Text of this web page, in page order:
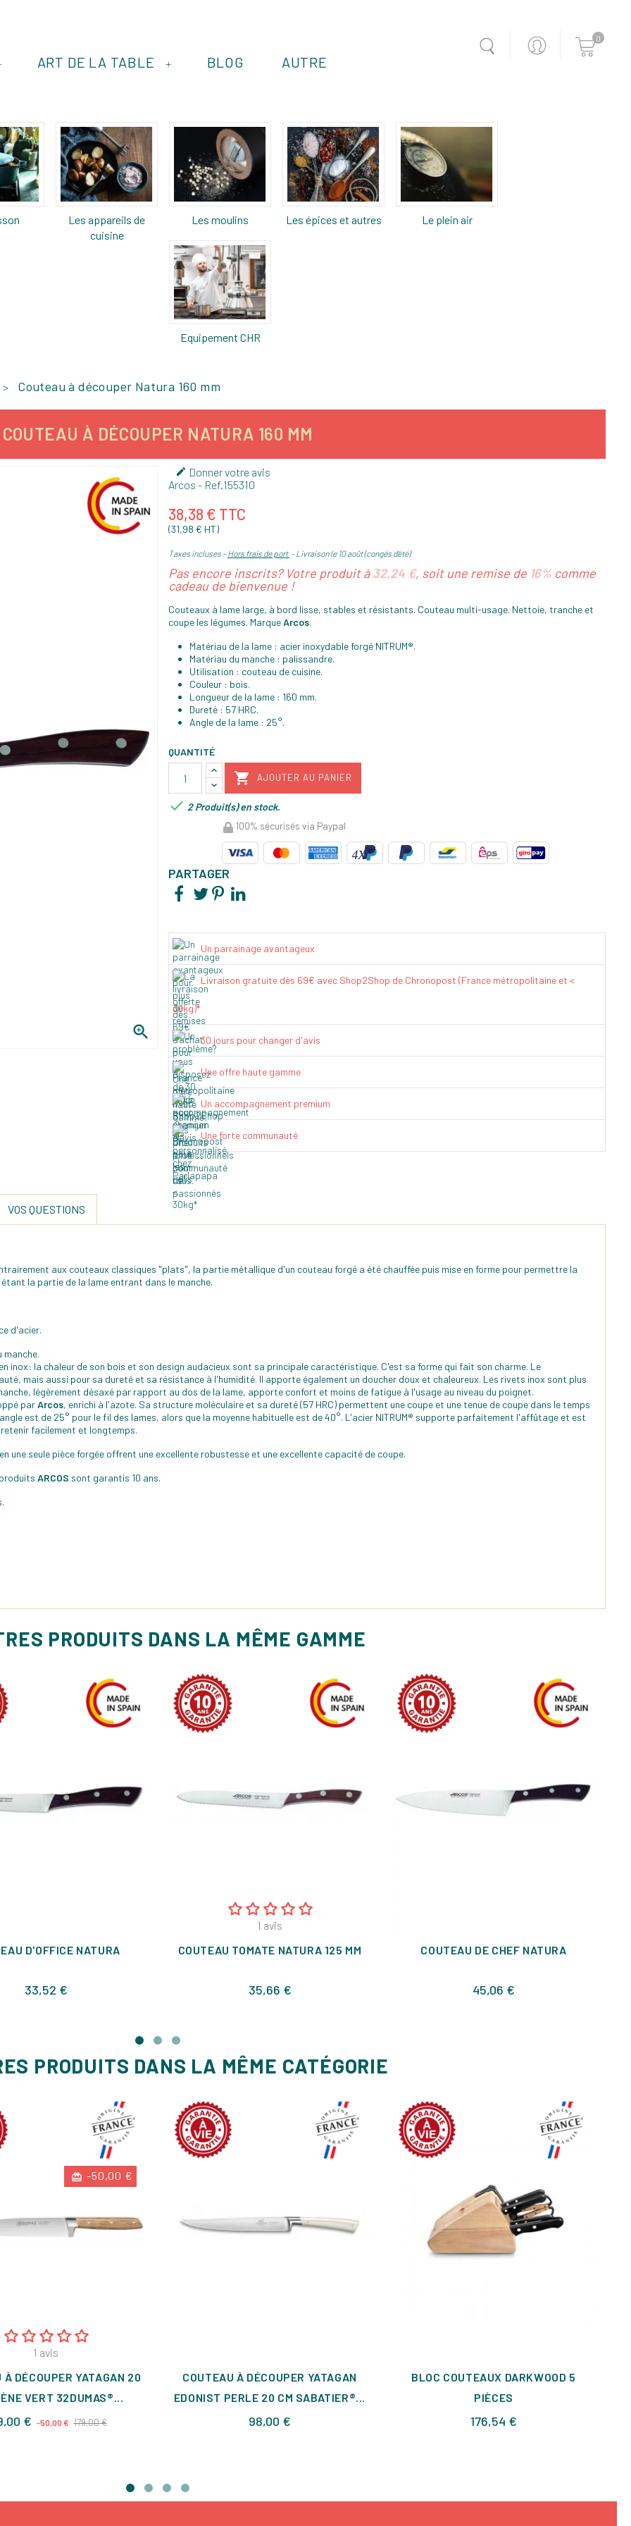
0
+
ART DE LA TABLE BLOG AUTRE
Les appareils de
cuisine
Les moulins Les épices et autres Le plein air
Equipement CHR
Couteau à découper Natura 160 mm
COUTEAU À DÉCOUPER NATURA 160 MM

 Donner votre avis
Arcos - Ref.155310
38,38 € TTC
(31,98 € HT)
Taxes incluses Hors frais de port Livraison le 10 août (congés d'été)
Pas encore inscrits? Votre produit à32,24 €, soit une remise de 16% comme
cadeau de bienvenue !
Couteaux à lame large, à bord lisse, stables et résistants. Couteau multi-usage. Nettoie, tranche et
coupe les légumes. MarqueArcos.
Matériau de la lame : acier inoxydable forgé NITRUM®.
Matériau du manche : palissandre.
Utilisation : couteau de cuisine.
Couleur : bois.
Longueur de la lame : 160 mm.
Dureté : 57 HRC.
Angle de la lame : 25°.
QUANTITÉ
 AJOUTER AU PANIER
 2 Produit(s) en stock.
100% sécurisés via Paypal
PARTAGER
Un parrainage avantageux
Livraison gratuite dès 69€ avec Shop2Shop de Chronopost (France métropolitaine et <
30kg)*
30 jours pour changer d'avis
Une offre haute gamme
Un accompagnement premium
Une forte communauté
VOS QUESTIONS
aux couteaux classiques "plats", la partie métallique d'un couteau forgé a été chauffée puis mise en forme pour permettre la
la partie de la lame entrant dans le manche.
d'acier.
manche.
inox: la chaleur de son bois et son design audacieux sont sa principale caractéristique. C'est sa forme qui fait son charme. Le
mais aussi pour sa dureté et sa résistance à l'humidité. Il apporte également un doucher doux et chaleureux. Les rivets inox sont plus
légèrement désaxé par rapport au dos de la lame, apporte confort et moins de fatigue à l'usage au niveau du poignet.
parArcos, enrichi à l'azote. Sa structure moléculaire et sa dureté (57 HRC) permettent une coupe et une tenue de coupe dans le temps
est de 25° pour le fil des lames, alors que la moyenne habituelle est de 40°. L'acier NITRUM® supporte parfaitement l'affûtage et est
facilement et longtemps.
une seule pièce forgée offrent une excellente robustesse et une excellente capacité de coupe.
ARCOS sont garantis 10 ans.
PRODUITS DANS LA MÊME GAMME
D'OFFICE NATURA
33,52 €Prix
1 avis
COUTEAU TOMATE NATURA 125 MM
35,66 €Prix
COUTEAU DE CHEF NATURA
45,06 €
PRODUITS DANS LA MÊME CATÉGORIE
-50,00 €
1 avis
À DÉCOUPER YATAGAN 20
VERT 32DUMAS®...
€ Prix
-50,00 € 179,00 €Prix
COUTEAU À DÉCOUPER YATAGAN
EDONIST PERLE 20 CM SABATIER®...
98,00 €
BLOC COUTEAUX DARKWOOD 5
PIÈCES
176,54 €